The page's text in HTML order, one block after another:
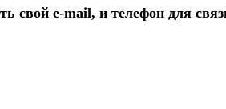
свой e-mail, и телефон для